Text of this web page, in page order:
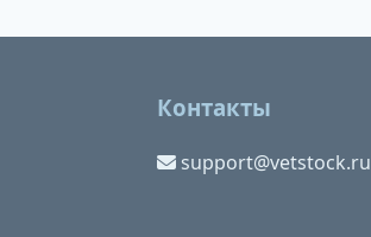
Контакты
support@vetstock.ru